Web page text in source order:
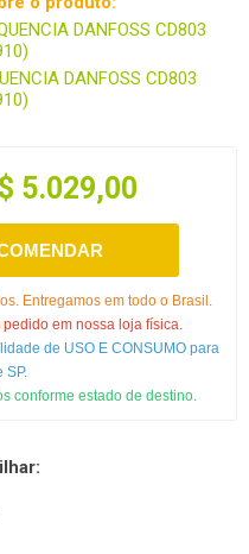
DANFOSS CD803
DANFOSS CD803
5.029,00
Entregamos em todo o Brasil.
em nossa loja física.
de USO E CONSUMO para
SP.
conforme estado de destino.